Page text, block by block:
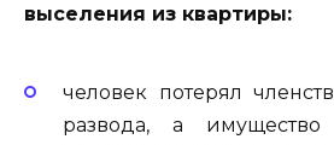
выселения из квартиры:
человек потерял
развода, а